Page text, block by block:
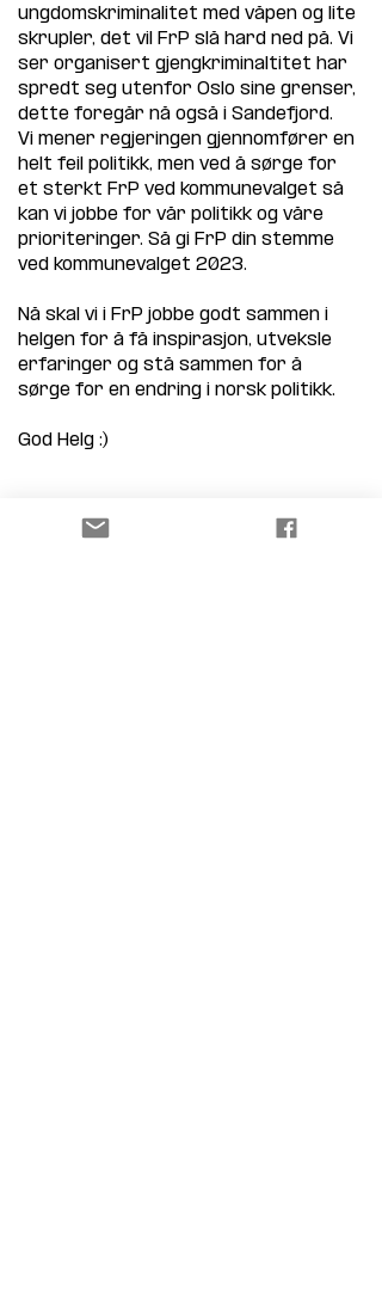
ungdomskriminalitet med våpen og lite
skrupler, det vil FrP slå hard ned på. Vi
ser organisert gjengkriminaltitet har
spredt seg utenfor Oslo sine grenser,
dette foregår nå også i Sandefjord.
Vi mener regjeringen gjennomfører en
helt feil politikk, men ved å sørge for
et sterkt FrP ved kommunevalget så
kan vi jobbe for vår politikk og våre
prioriteringer. Så gi FrP din stemme
ved kommunevalget 2023.
Nå skal vi i FrP jobbe godt sammen i
helgen for å få inspirasjon, utveksle
erfaringer og stå sammen for å
sørge for en endring i norsk politikk.
God Helg :)